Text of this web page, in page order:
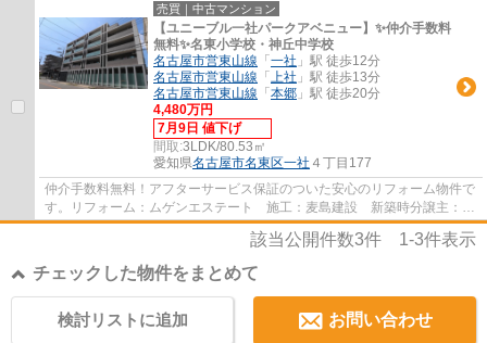
売買｜中古マンション
【ユニーブル一社パークアベニュー】✨仲介手数料
無料✨名東小学校・神丘中学校
名古屋市営東山線 「 一社 」駅 徒歩12分
名古屋市営東山線 「 上社 」駅 徒歩13分
名古屋市営東山線 「 本郷 」駅 徒歩20分
4,480万円
7月9日 値下げ
間取:3LDK/80.53㎡
愛知県名古屋市名東区一社 ４丁目177
仲介手数料無料！アフターサービス保証のついた安心のリフォーム物件で
す。リフォーム：ムゲンエステート 施工：麦島建設 新築時分譲主：ユ
ニホー
該当公開件数3件 1-3件表示
チェックした物件をまとめて
お問い合わせ
検討リストに追加